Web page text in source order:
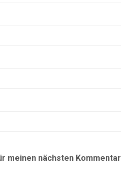
meinen nächsten Kommentar